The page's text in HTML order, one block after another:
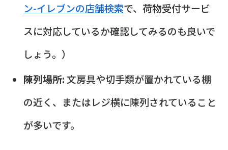
ン-イレブンの店舗検索で、荷物受付サービ
スに対応しているか確認してみるのも良いで
しょう。）
陳列場所:文房具や切手類が置かれている棚
の近く、またはレジ横に陳列されていること
が多いです。